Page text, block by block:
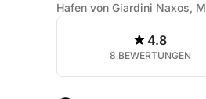
Hafen von Giardini Naxos,
4.8
8 BEWERTUNGEN